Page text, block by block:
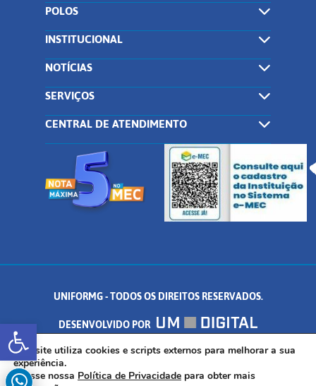
Abrir a barra de ferramentas
POLOS
INSTITUCIONAL
NOTÍCIAS
SERVIÇOS
CENTRAL DE ATENDIMENTO
UNIFORMG - TODOS OS DIREITOS RESERVADOS.
DESENVOLVIDO POR
AV. DR. ARNALDO DE SENNA, 328 - PALMEIRAS, FORMIGA/MG - CEP:
35.574.530
Este site utiliza cookies e scripts externos para melhorar a sua
experiência.
Acesse nossa Política de Privacidade para obter mais